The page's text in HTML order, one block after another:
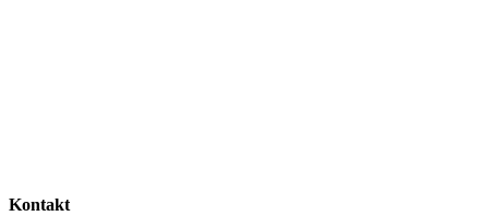
Kontakt